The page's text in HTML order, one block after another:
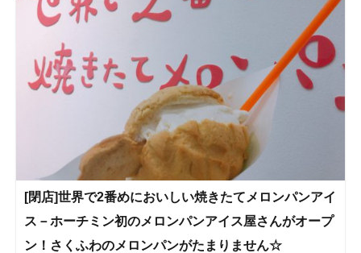
[閉店]世界で2番めにおいしい焼きたてメロンパンアイ
ス－ホーチミン初のメロンパンアイス屋さんがオープ
ン！さくふわのメロンパンがたまりません☆